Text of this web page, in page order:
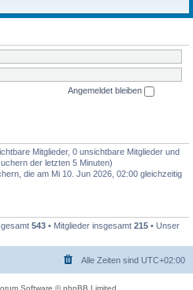
Angemeldet bleiben
Mitglieder, 0 unsichtbare Mitglieder und
der letzten 5 Minuten)
die am Mi 10. Jun 2026, 02:00 gleichzeitig
543 • Mitglieder insgesamt 215 • Unser
Alle Zeiten sind UTC+02:00
Software © phpBB Limited